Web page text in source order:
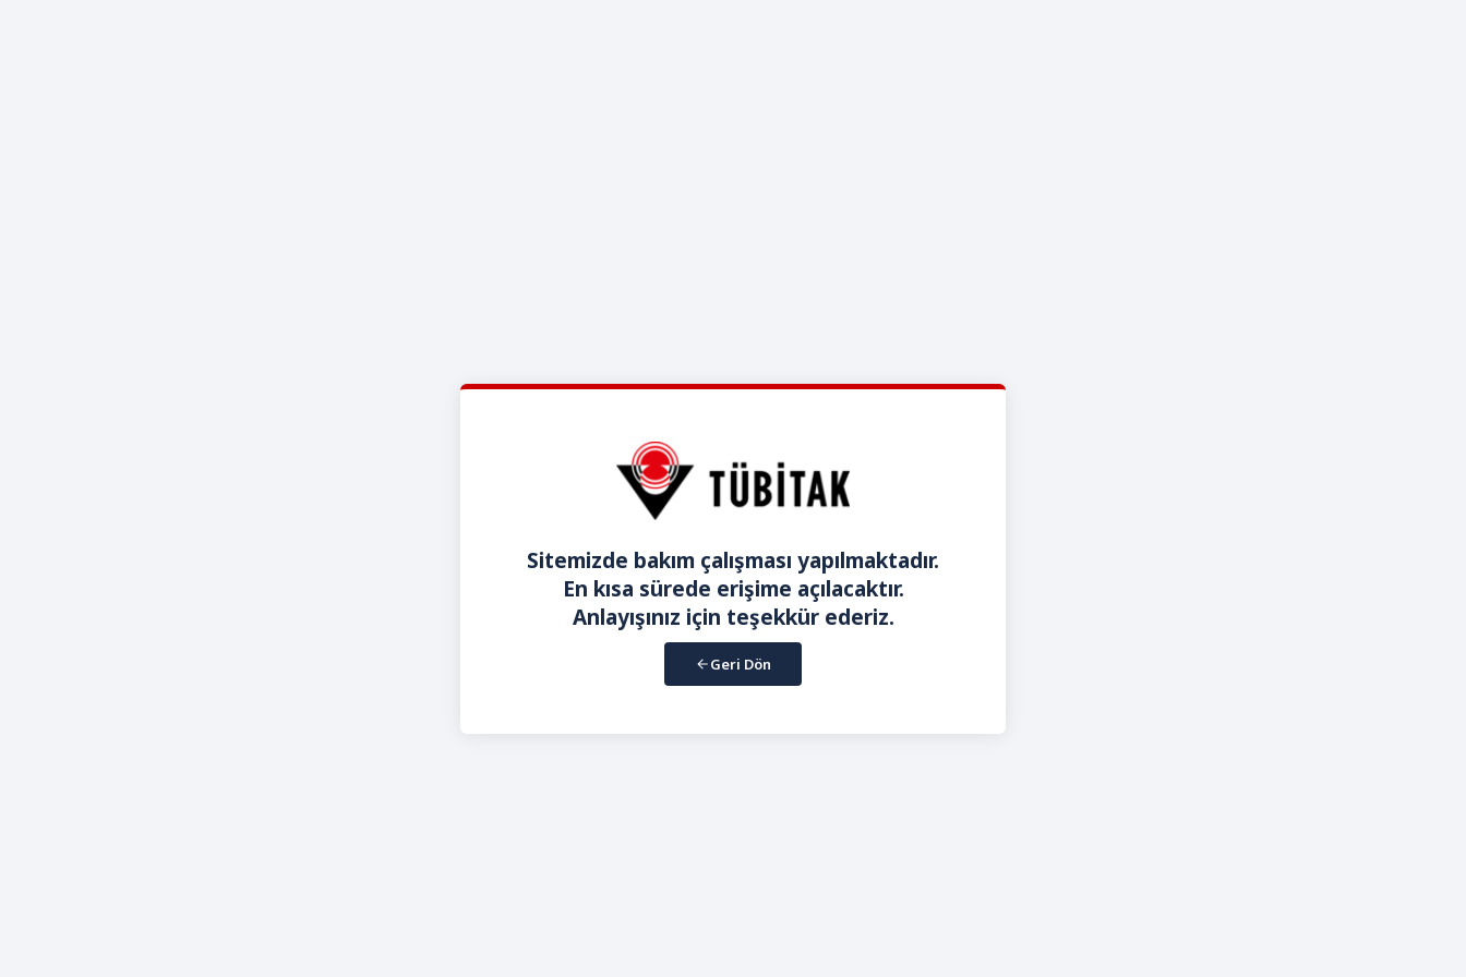
Sitemizde bakım çalışması yapılmaktadır.
En kısa sürede erişime açılacaktır.
Anlayışınız için teşekkür ederiz.
Geri Dön